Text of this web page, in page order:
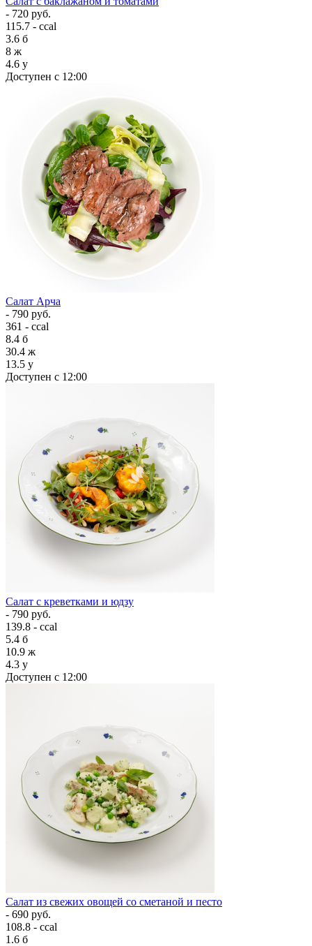
- 720 руб.
115.7 - ccal
3.6 б
8 ж
4.6 у
Доступен с 12:00
Салат Арча
- 790 руб.
361 - ccal
8.4 б
30.4 ж
13.5 у
Доступен с 12:00
Салат с креветками и юдзу
- 790 руб.
139.8 - ccal
5.4 б
10.9 ж
4.3 у
Доступен с 12:00
Салат из свежих овощей со сметаной и песто
- 690 руб.
108.8 - ccal
1.6 б